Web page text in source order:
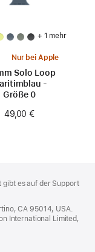
+ 1 mehr
Nur bei Apple
Solo Loop
-
Größe 0
49,00 €
gibt es auf der Support
CA 95014, USA.
International Limited,